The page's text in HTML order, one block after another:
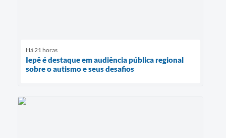
Há 21 horas
Iepê é destaque em audiência pública regional
sobre o autismo e seus desafios